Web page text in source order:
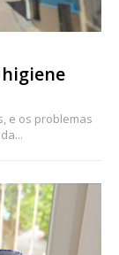
e os problemas